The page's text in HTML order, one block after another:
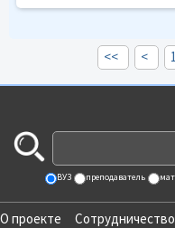
<< < 1
ВУЗ преподаватель
О проекте Сотрудничество